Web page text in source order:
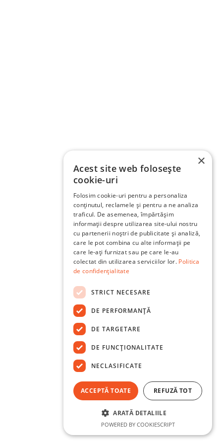
×
Acest site web folosește
cookie-uri
Folosim cookie-uri pentru a personaliza
conținutul, reclamele și pentru a ne analiza
traficul. De asemenea, împărtășim
informații despre utilizarea site-ului nostru
cu partenerii noștri de publicitate și analiză,
care le pot combina cu alte informații pe
care le-ați furnizat sau pe care le-au
colectat din utilizarea serviciilor lor. Politica
de confidențialitate
STRICT NECESARE
DE PERFORMANȚĂ
DE TARGETARE
DE FUNCŢIONALITATE
NECLASIFICATE
ACCEPTĂ TOATE REFUZĂ TOT
ARATĂ DETALIILE
POWERED BY COOKIESCRIPT